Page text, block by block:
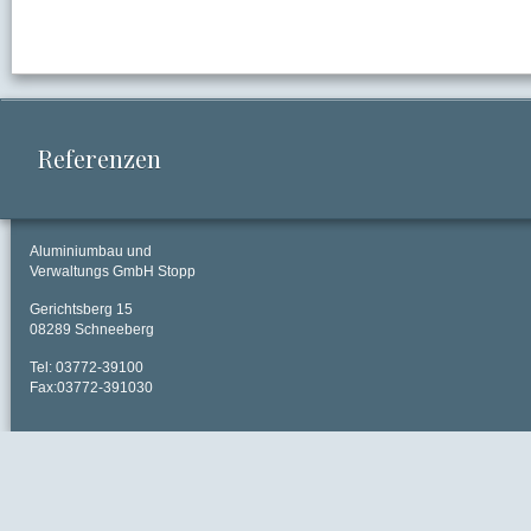
Referenzen
Aluminiumbau und
Verwaltungs GmbH Stopp
Gerichtsberg 15
08289 Schneeberg
Tel: 03772-39100
Fax:03772-391030